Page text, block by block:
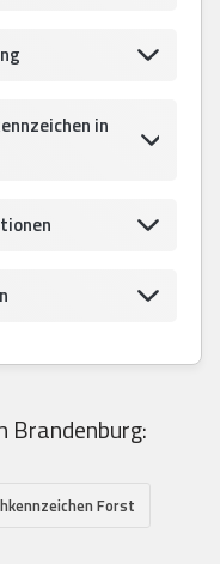
in
Brandenburg:
Forst